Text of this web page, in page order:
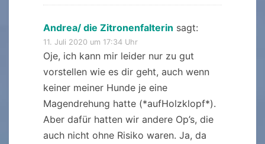
Andrea/ die Zitronenfalterin sagt:
11. Juli 2020 um 17:34 Uhr
Oje, ich kann mir leider nur zu gut
vorstellen wie es dir geht, auch wenn
keiner meiner Hunde je eine
Magendrehung hatte (*aufHolzklopf*).
Aber dafür hatten wir andere Op’s, die
auch nicht ohne Risiko waren. Ja, da